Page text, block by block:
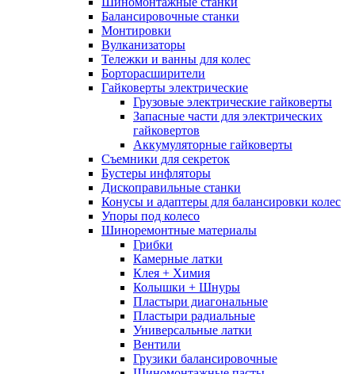
Балансировочные станки
Монтировки
Вулканизаторы
Тележки и ванны для колес
Борторасширители
Гайковерты электрические
Грузовые электрические гайковерты
Запасные части для электрических
гайковертов
Аккумуляторные гайковерты
Съемники для секреток
Бустеры инфляторы
Дископравильные станки
Конусы и адаптеры для балансировки колес
Упоры под колесо
Шиноремонтные материалы
Грибки
Камерные латки
Клея + Химия
Колышки + Шнуры
Пластыри диагональные
Пластыри радиальные
Универсальные латки
Вентили
Грузики балансировочные